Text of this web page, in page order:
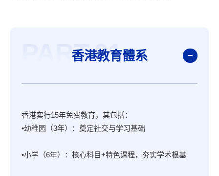
PART.01
香港教育體系
香港实行15年免费教育，其包括：
•幼稚园（3年）：奠定社交与学习基础
•小学（6年）：核心科目+特色课程，夯实学术根基